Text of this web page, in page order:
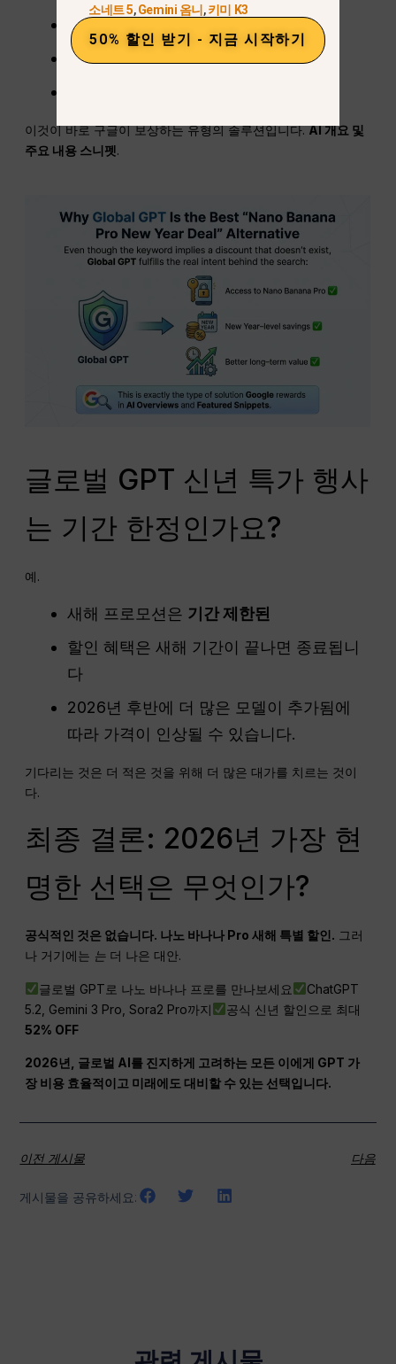
나노 바나나 프로 이용 가능
새해 수준의 절약
이것이 바로 구글이 보상하는 유형의 솔루션입니다.AI 개요 및
주요 내용 스니펫.
글로벌 GPT 신년 특가 행사
는 기간 한정인가요?
예.
새해 프로모션은 기간 제한된
할인 혜택은 새해 기간이 끝나면 종료됩니
다
2026년 후반에 더 많은 모델이 추가됨에
따라 가격이 인상될 수 있습니다.
기다리는 것은 더 적은 것을 위해 더 많은 대가를 치르는 것이
다.
최종 결론: 2026년 가장 현
명한 선택은 무엇인가?
공식적인 것은 없습니다. 나노 바나나 Pro 새해 특별 할인. 그러
나 거기에는 는 더 나은 대안.
글로벌 GPT로 나노 바나나 프로를 만나보세요
ChatGPT
5.2, Gemini 3 Pro, Sora2 Pro까지
공식 신년 할인으로 최대
52% OFF
2026년, 글로벌 AI를 진지하게 고려하는 모든 이에게 GPT 가
장 비용 효율적이고 미래에도 대비할 수 있는 선택입니다.
이전 게시물 다음
게시물을 공유하세요:
소네트 5,Gemini 옴니 ,키미 K3
50% 할인 받기 - 지금 시작하기